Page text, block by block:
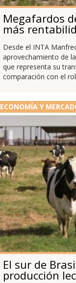
Megafardos
más
Desde el INTA
aprovechamiento de
que representa su
comparación con el
ECONOMÍA Y
El sur de
producción